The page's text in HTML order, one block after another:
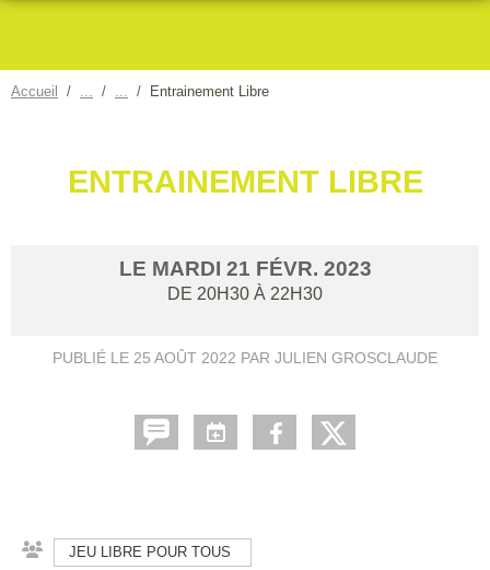
Accueil Entrainement Libre
ENTRAINEMENT LIBRE
LE MARDI 21 FÉVR. 2023
DE 20H30 À 22H30
PUBLIÉ LE 25 AOÛT 2022 PAR JULIEN GROSCLAUDE
JEU LIBRE POUR TOUS